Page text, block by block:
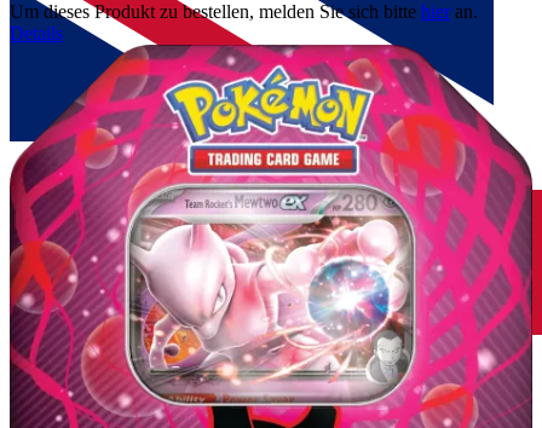
Um dieses Produkt zu bestellen, melden Sie sich bitte hieran.
Details